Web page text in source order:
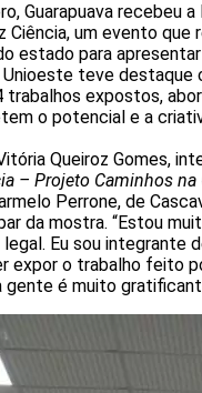
Guarapuava recebeu
Ciência, um evento que
estado para
Unioeste teve destaque
trabalhos expostos,
o potencial e a
Queiroz Gomes,
– Projeto Caminhos na
Perrone, de
da mostra. “Estou
Eu sou integrante
expor o trabalho feito
gente é muito